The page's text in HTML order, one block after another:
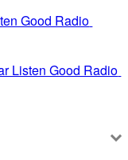
Good Radio
Listen Good Radio